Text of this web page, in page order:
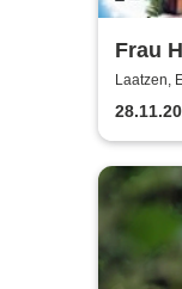
Frau
Laatzen,